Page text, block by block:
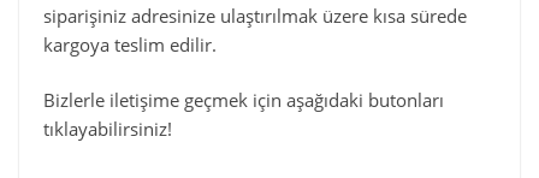
siparişiniz adresinize ulaştırılmak üzere kısa sürede
kargoya teslim edilir.
Bizlerle iletişime geçmek için aşağıdaki butonları
tıklayabilirsiniz!